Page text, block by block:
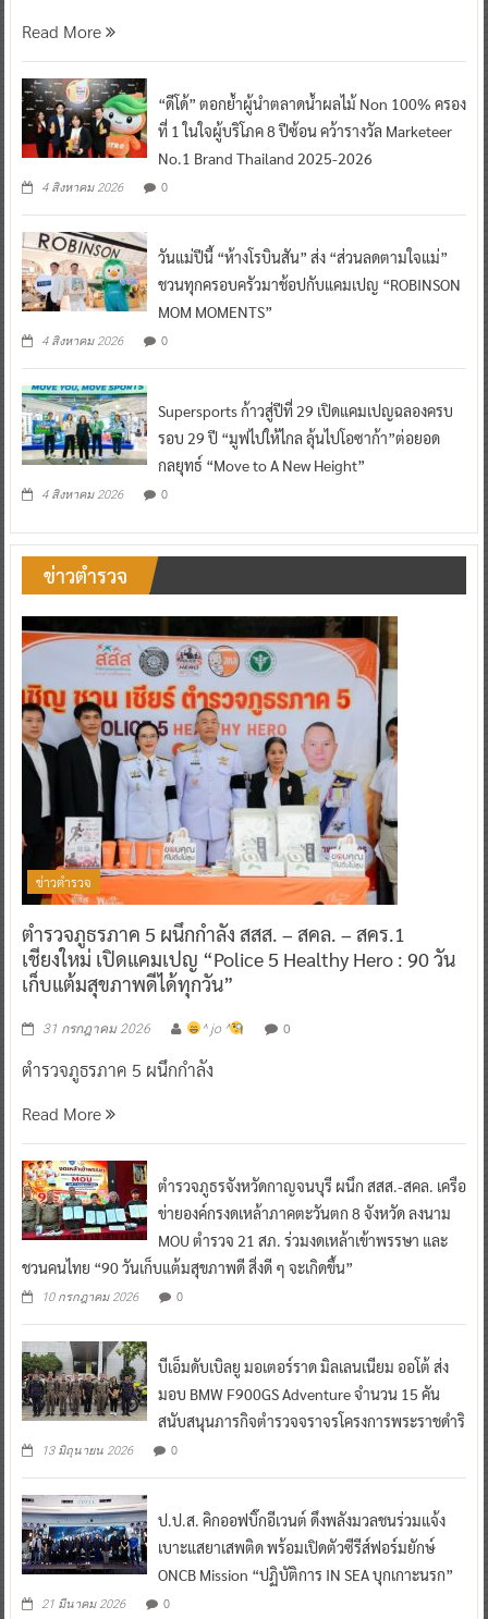
Read More
“ดีโด้” ตอกย้ำผู้นำตลาดน้ำผลไม้ Non 100% ครอง
ที่ 1 ในใจผู้บริโภค 8 ปีซ้อน คว้ารางวัล Marketeer
No.1 Brand Thailand 2025-2026
4 สิงหาคม 2026 0
วันแม่ปีนี้ “ห้างโรบินสัน” ส่ง “ส่วนลดตามใจแม่”
ชวนทุกครอบครัวมาช้อปกับแคมเปญ “ROBINSON
MOM MOMENTS”
4 สิงหาคม 2026 0
Supersports ก้าวสู่ปีที่ 29 เปิดแคมเปญฉลองครบ
รอบ 29 ปี “มูฟไปให้ไกล ลุ้นไปโอซาก้า”ต่อยอด
กลยุทธ์ “Move to A New Height”
4 สิงหาคม 2026 0
ข่าวตำรวจ
ข่าวตำรวจ
ตำรวจภูธรภาค 5 ผนึกกำลัง สสส. – สคล. – สคร.1
เชียงใหม่ เปิดแคมเปญ “Police 5 Healthy Hero : 90 วัน
เก็บแต้มสุขภาพดีได้ทุกวัน”
31 กรกฎาคม 2026 ^ jo ^ 0
ตำรวจภูธรภาค 5 ผนึกกำลัง
Read More
ตำรวจภูธรจังหวัดกาญจนบุรี ผนึก สสส.-สคล. เครือ
ข่ายองค์กรงดเหล้าภาคตะวันตก 8 จังหวัด ลงนาม
MOU ตำรวจ 21 สภ. ร่วมงดเหล้าเข้าพรรษา และ
ชวนคนไทย “90 วันเก็บแต้มสุขภาพดี สิ่งดี ๆ จะเกิดขึ้น”
10 กรกฎาคม 2026 0
บีเอ็มดับเบิลยู มอเตอร์ราด มิลเลนเนียม ออโต้ ส่ง
มอบ BMW F900GS Adventure จำนวน 15 คัน
สนับสนุนภารกิจตำรวจจราจรโครงการพระราชดำริ
13 มิถุนายน 2026 0
ป.ป.ส. คิกออฟบิ๊กอีเวนต์ ดึงพลังมวลชนร่วมแจ้ง
เบาะแสยาเสพติด พร้อมเปิดตัวซีรีส์ฟอร์มยักษ์
ONCB Mission “ปฏิบัติการ IN SEA บุกเกาะนรก”
21 มีนาคม 2026 0